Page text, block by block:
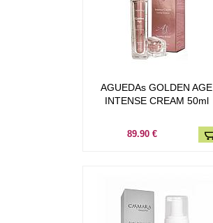
AGUEDAs GOLDEN AGE
INTENSE CREAM 50ml
89.90 €